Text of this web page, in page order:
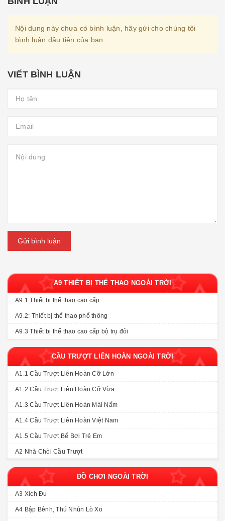
Nội dung này chưa có bình luận, hãy gửi cho chúng tôi
bình luận đầu tiên của bạn.
VIẾT BÌNH LUẬN
Gửi bình luận
A9 THIẾT BỊ THỂ THAO NGOÀI TRỜI
A9.1 Thiết bị thể thao cao cấp
A9.2: Thiết bị thể thao phổ thông
A9.3 Thiết bị thể thao cao cấp bộ trụ đôi
CẦU TRƯỢT LIÊN HOÀN NGOÀI TRỜI
A1.1 Cầu Trượt Liên Hoàn Cỡ Lớn
A1.2 Cầu Trượt Liên Hoàn Cỡ Vừa
A1.3 Cầu Trượt Liên Hoàn Mái Nấm
A1.4 Cầu Trượt Liên Hoàn Việt Nam
A1.5 Cầu Trượt Bể Bơi Trẻ Em
A2 Nhà Chòi Cầu Trượt
ĐỒ CHƠI NGOÀI TRỜI
A3 Xích Đu
A4 Bập Bênh, Thú Nhún Lò Xo